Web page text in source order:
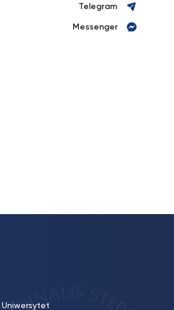
Telegram
Messenger
Uniwersytet